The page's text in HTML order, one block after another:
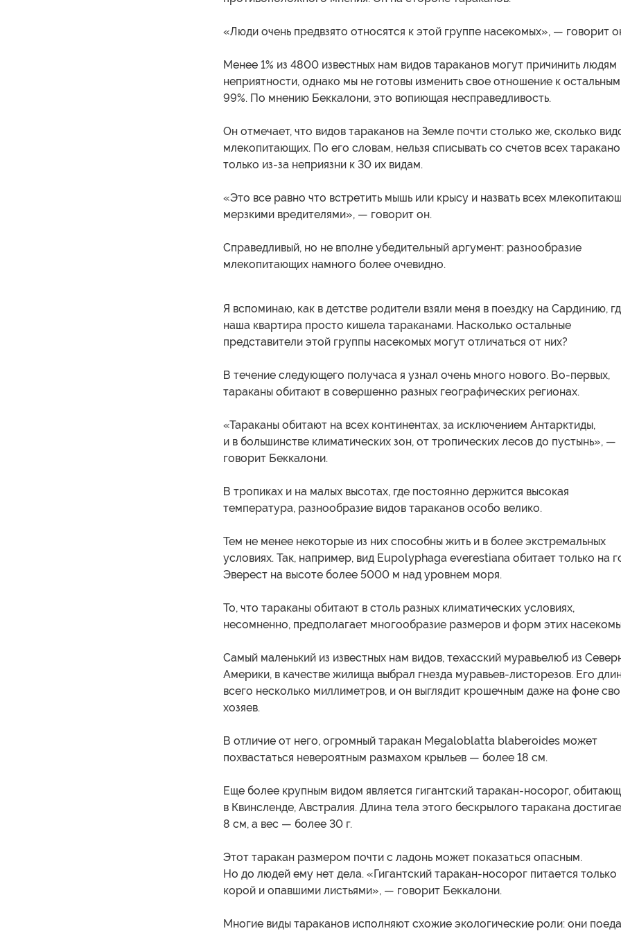
«Люди очень предвзято относятся к этой группе насекомых», — говорит
Менее 1% из 4800 известных нам видов тараканов могут причинить людям
неприятности, однако мы не готовы изменить свое отношение к остальным
99%. По мнению Беккалони, это вопиющая несправедливость.
Он отмечает, что видов тараканов на Земле почти столько же, сколько
млекопитающих. По его словам, нельзя списывать со счетов всех
только из-за неприязни к 30 их видам.
«Это все равно что встретить мышь или крысу и назвать всех
мерзкими вредителями», — говорит он.
Справедливый, но не вполне убедительный аргумент: разнообразие
млекопитающих намного более очевидно.
Я вспоминаю, как в детстве родители взяли меня в поездку на Сардинию,
наша квартира просто кишела тараканами. Насколько остальные
представители этой группы насекомых могут отличаться от них?
В течение следующего получаса я узнал очень много нового. Во-первых,
тараканы обитают в совершенно разных географических регионах.
«Тараканы обитают на всех континентах, за исключением Антарктиды,
и в большинстве климатических зон, от тропических лесов до пустынь», —
говорит Беккалони.
В тропиках и на малых высотах, где постоянно держится высокая
температура, разнообразие видов тараканов особо велико.
Тем не менее некоторые из них способны жить и в более экстремальных
условиях. Так, например, вид Eupolyphaga everestiana обитает только на
Эверест на высоте более 5000 м над уровнем моря.
То, что тараканы обитают в столь разных климатических условиях,
несомненно, предполагает многообразие размеров и форм этих
Самый маленький из известных нам видов, техасский муравьелюб из
Америки, в качестве жилища выбрал гнезда муравьев-листорезов. Его
всего несколько миллиметров, и он выглядит крошечным даже на фоне
хозяев.
В отличие от него, огромный таракан Megaloblatta blaberoides может
похвастаться невероятным размахом крыльев — более 18 см.
Еще более крупным видом является гигантский таракан-носорог,
в Квинсленде, Австралия. Длина тела этого бескрылого таракана
8 см, а вес — более 30 г.
Этот таракан размером почти с ладонь может показаться опасным.
Но до людей ему нет дела. «Гигантский таракан-носорог питается только
корой и опавшими листьями», — говорит Беккалони.
Многие виды тараканов исполняют схожие экологические роли: они